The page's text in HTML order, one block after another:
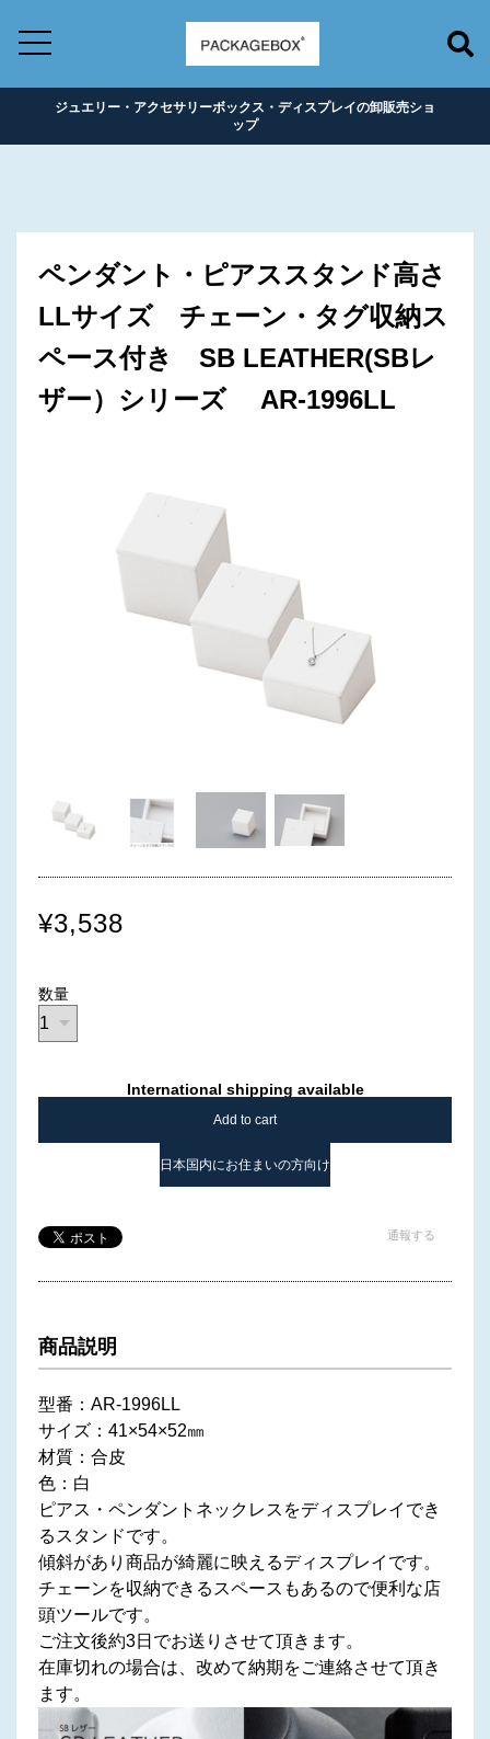
ジュエリー・アクセサリーボックス・ディスプレイの卸販売ショ
ップ
ペンダント・ピアススタンド高さ
LLサイズ チェーン・タグ収納ス
ペース付き SB LEATHER(SBレ
ザー）シリーズ AR-1996LL
¥3,538
数量
International shipping available
Add to cart
日本国内にお住まいの方向け
通報する
商品説明
型番：AR-1996LL
サイズ：41×54×52㎜
材質：合皮
色：白
ピアス・ペンダントネックレスをディスプレイでき
るスタンドです。
傾斜があり商品が綺麗に映えるディスプレイです。
チェーンを収納できるスペースもあるので便利な店
頭ツールです。
ご注文後約3日でお送りさせて頂きます。
在庫切れの場合は、改めて納期をご連絡させて頂き
ます。